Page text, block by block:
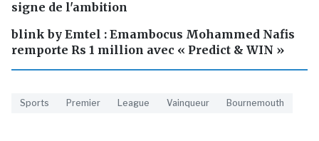
signe de l'ambition
blink by Emtel : Emambocus Mohammed Nafis
remporte Rs 1 million avec « Predict & WIN »
Sports Premier League Vainqueur Bournemouth